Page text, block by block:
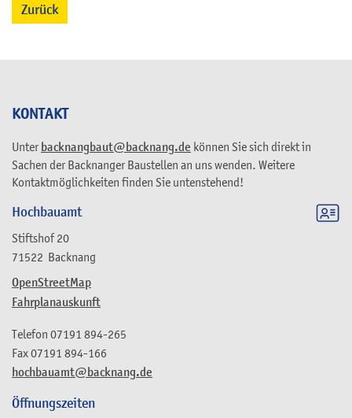
KONTAKT
Unter backnangbaut@backnang.de können Sie sich direkt in
Sachen der Backnanger Baustellen an uns wenden. Weitere
Kontaktmöglichkeiten finden Sie untenstehend!
Hochbauamt
Stiftshof 20
71522 Backnang
OpenStreetMap
Fahrplanauskunft
hochbauamt@backnang.de
Telefon 07191 894-265
Fax07191 894-166
Öffnungszeiten
Zurück